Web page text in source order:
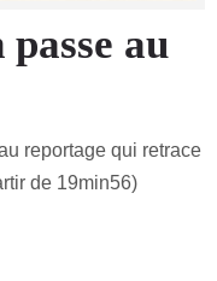
au
reportage qui retrace
de 19min56)